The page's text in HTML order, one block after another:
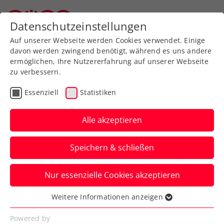
Zurück zur Newsübersicht
Turniere
Generali Open Kitzbühel:
Österreicherduell Ofner
gegen Neumayer
Dominic Thiem hat indes bei seinem
Abschied vom ATP-Turnier in Tirol einen
formstarken Gegner erwischt.
Verfasst von: Presseaussendung / Redaktion, 20.07.2024
Datenschutzeinstellungen
Auf unserer Webseite werden Cookies verwendet. Einige
davon werden zwingend benötigt, während es uns andere
ermöglichen, Ihre Nutzererfahrung auf unserer Webseite
zu verbessern.
Essenziell Statistiken
Alle akzeptieren
Speichern & schließen
Nur essenzielle Cookies akzeptieren
Essenziell
Essenzielle Cookies werden für grundlegende
Weitere Informationen anzeigen
Powered by